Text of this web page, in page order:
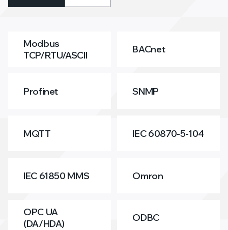
Modbus
TCP/RTU/ASCII
BACnet
Profinet SNMP
MQTT IEC 60870-5-104
IEC 61850 MMS Omron
OPC UA
(DA/HDA)
ODBC